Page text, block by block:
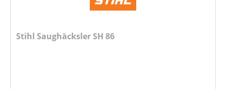
Stihl Saughäcksler SH 86